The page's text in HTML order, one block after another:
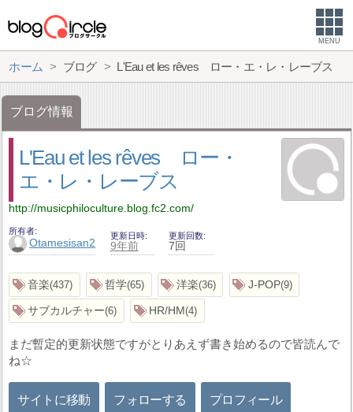
MENU
ホーム ブログ L'Eau et les rêves ロー・エ・レ・レーブス
ブログ情報
L'Eau et les rêves ロー・
エ・レ・レーブス
http://musicphiloculture.blog.fc2.com/
所有者
Otamesisan2
更新日時
9年前
更新回数
7回
音楽 437 哲学 65 洋楽 36 J-POP 9
サブカルチャー 6 HR/HM 4
まだ暫定的更新状態ですがとりあえず書き始めるので皆読んで
ね☆
サイトに移動 フォローする プロフィール